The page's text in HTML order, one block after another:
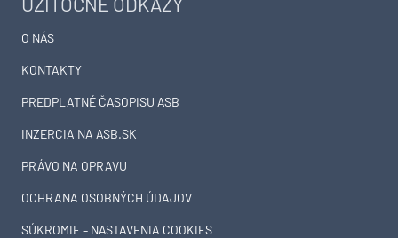
O NÁS
KONTAKTY
PREDPLATNÉ ČASOPISU ASB
INZERCIA NA ASB.SK
PRÁVO NA OPRAVU
OCHRANA OSOBNÝCH ÚDAJOV
SÚKROMIE – NASTAVENIA COOKIES